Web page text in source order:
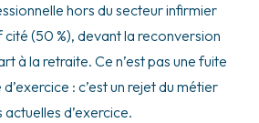
hors du secteur infirmier
(50 %), devant la reconversion
à la retraite. Ce n’est pas une fuite
: c’est un rejet du métier
d’exercice.